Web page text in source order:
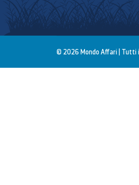
© 2026 Mondo Affari |